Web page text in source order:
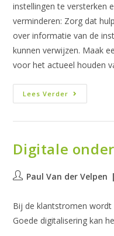
instellingen te versterken
verminderen: Zorg dat
over informatie van de
kunnen verwijzen. Maak
voor het actueel houden
Lees Verder
Digitale
BerichtPaul Van der Velpen
Bij de klantstromen wordt
Goede digitalisering kan